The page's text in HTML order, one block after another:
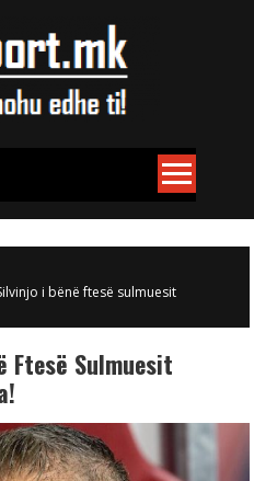
i bënë ftesë sulmuesit
Ftesë Sulmuesit